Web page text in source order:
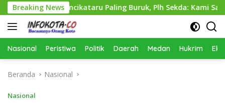
Langsung
ke
konten
Breaking News
Perkimcikataru Paling Buruk, Plh Sekda: Kami Sarankan
Nasional Peristiwa Politik Daerah Medan Hukrim
Beranda Nasional
Nasional